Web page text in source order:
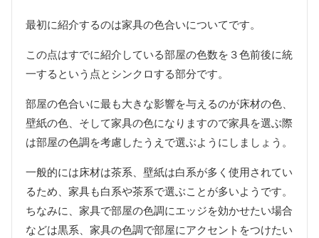
最初に紹介するのは家具の色合いについてです。
この点はすでに紹介している部屋の色数を３色前後に統
一するという点とシンクロする部分です。
部屋の色合いに最も大きな影響を与えるのが床材の色、
壁紙の色、そして家具の色になりますので家具を選ぶ際
は部屋の色調を考慮したうえで選ぶようにしましょう。
一般的には床材は茶系、壁紙は白系が多く使用されてい
るため、家具も白系や茶系で選ぶことが多いようです。
ちなみに、家具で部屋の色調にエッジを効かせたい場合
などは黒系、家具の色調で部屋にアクセントをつけたい